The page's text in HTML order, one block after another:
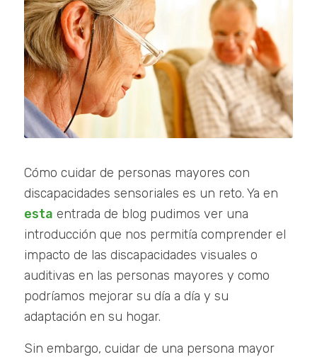
Cómo cuidar de personas mayores con
discapacidades sensoriales es un reto. Ya en
esta entrada de blog pudimos ver una
introducción que nos permitía comprender el
impacto de las discapacidades visuales o
auditivas en las personas mayores y como
podríamos mejorar su día a día y su
adaptación en su hogar.
Sin embargo, cuidar de una persona mayor